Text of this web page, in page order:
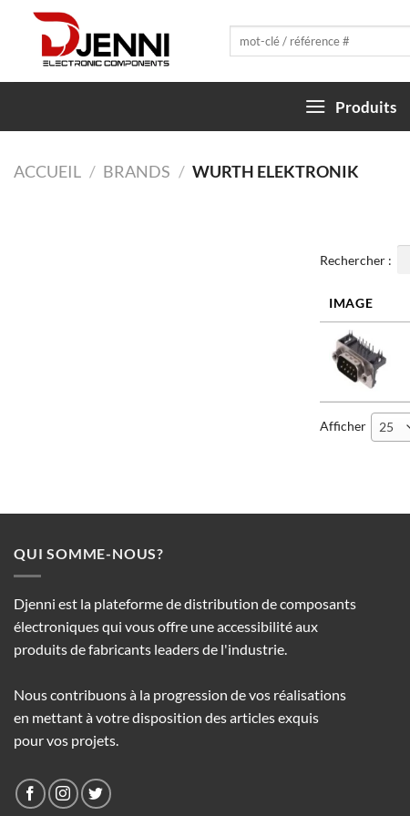
content
Recherche
Produits
ACCUEIL / BRANDS / WURTH ELEKTRONIK
Rechercher :
IMAGE
Afficher 25
QUI SOMME-NOUS?
Djenni est la plateforme de distribution de composants
électroniques qui vous offre une accessibilité aux
produits de fabricants leaders de l'industrie.
Nous contribuons à la progression de vos réalisations
en mettant à votre disposition des articles exquis
pour vos projets.